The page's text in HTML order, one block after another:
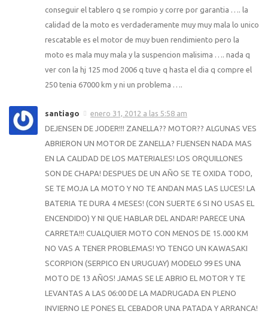
conseguir el tablero q se rompio y corre por garantia …. la
calidad de la moto es verdaderamente muy muy mala lo unico
rescatable es el motor de muy buen rendimiento pero la
moto es mala muy mala y la suspencion malisima …. nada q
ver con la hj 125 mod 2006 q tuve q hasta el dia q compre el
250 tenia 67000 km y ni un problema ….
santiago
enero 31, 2012 a las 5:58 am
DEJENSEN DE JODER!!! ZANELLA?? MOTOR?? ALGUNAS VES
ABRIERON UN MOTOR DE ZANELLA? FIJENSEN NADA MAS
EN LA CALIDAD DE LOS MATERIALES! LOS ORQUILLONES
SON DE CHAPA! DESPUES DE UN AÑO SE TE OXIDA TODO,
SE TE MOJA LA MOTO Y NO TE ANDAN MAS LAS LUCES! LA
BATERIA TE DURA 4 MESES! (CON SUERTE 6 SI NO USAS EL
ENCENDIDO) Y NI QUE HABLAR DEL ANDAR! PARECE UNA
CARRETA!!! CUALQUIER MOTO CON MENOS DE 15.000 KM
NO VAS A TENER PROBLEMAS! YO TENGO UN KAWASAKI
SCORPION (SERPICO EN URUGUAY) MODELO 99 ES UNA
MOTO DE 13 AÑOS! JAMAS SE LE ABRIO EL MOTOR Y TE
LEVANTAS A LAS 06:00 DE LA MADRUGADA EN PLENO
INVIERNO LE PONES EL CEBADOR UNA PATADA Y ARRANCA!